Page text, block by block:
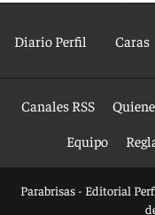
Diario Perfil Caras
Canales RSS
Equipo
Parabrisas - Editorial